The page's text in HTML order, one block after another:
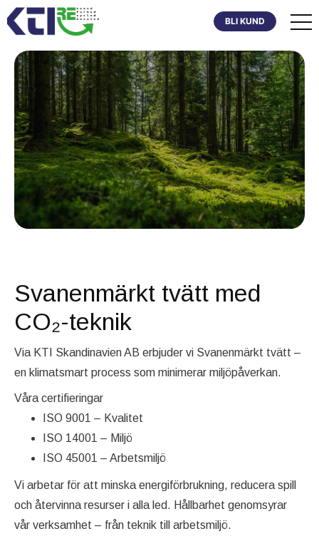
BLI KUND
Svanenmärkt tvätt med
CO₂-teknik
Via KTI Skandinavien AB erbjuder vi Svanenmärkt tvätt –
en klimatsmart process som minimerar miljöpåverkan.
Våra certifieringar
ISO 9001 – Kvalitet
ISO 14001 – Miljö
ISO 45001 – Arbetsmiljö
Vi arbetar för att minska energiförbrukning, reducera spill
och återvinna resurser i alla led. Hållbarhet genomsyrar
vår verksamhet – från teknik till arbetsmiljö.